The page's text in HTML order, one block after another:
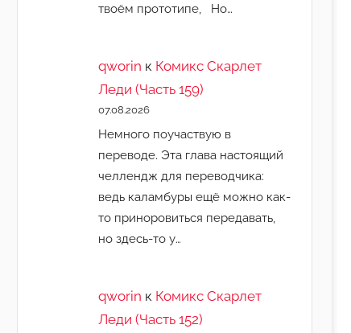
твоём прототипе, Но…
qworin к Комикс Скарлет
Леди (Часть 159)
07.08.2026
Немного поучаствую в
переводе. Эта глава настоящий
челлендж для переводчика:
ведь каламбуры ещё можно как-
то приноровиться передавать,
но здесь-то у…
qworin к Комикс Скарлет
Леди (Часть 152)